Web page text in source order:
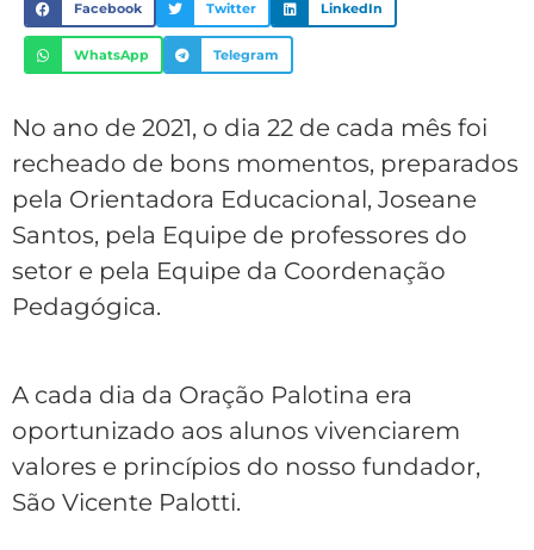
Facebook Twitter LinkedIn
WhatsApp Telegram
No ano de 2021, o dia 22 de cada mês foi
recheado de bons momentos, preparados
pela Orientadora Educacional, Joseane
Santos, pela Equipe de professores do
setor e pela Equipe da Coordenação
Pedagógica.
A cada dia da Oração Palotina era
oportunizado aos alunos vivenciarem
valores e princípios do nosso fundador,
São Vicente Palotti.